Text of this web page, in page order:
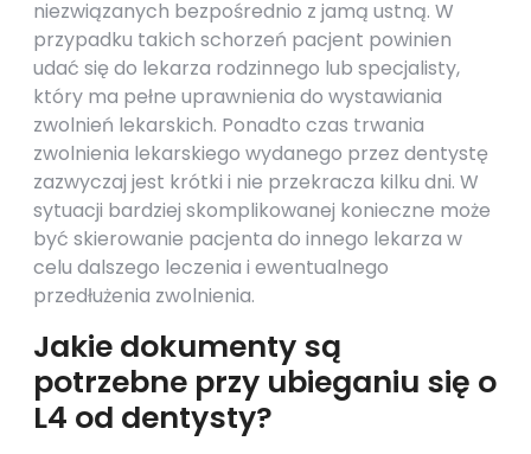
niezwiązanych bezpośrednio z jamą ustną. W
przypadku takich schorzeń pacjent powinien
udać się do lekarza rodzinnego lub specjalisty,
który ma pełne uprawnienia do wystawiania
zwolnień lekarskich. Ponadto czas trwania
zwolnienia lekarskiego wydanego przez dentystę
zazwyczaj jest krótki i nie przekracza kilku dni. W
sytuacji bardziej skomplikowanej konieczne może
być skierowanie pacjenta do innego lekarza w
celu dalszego leczenia i ewentualnego
przedłużenia zwolnienia.
Jakie dokumenty są
potrzebne przy ubieganiu się o
L4 od dentysty?